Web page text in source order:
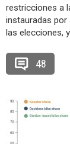
restricciones a
instauradas por
las elecciones,
48